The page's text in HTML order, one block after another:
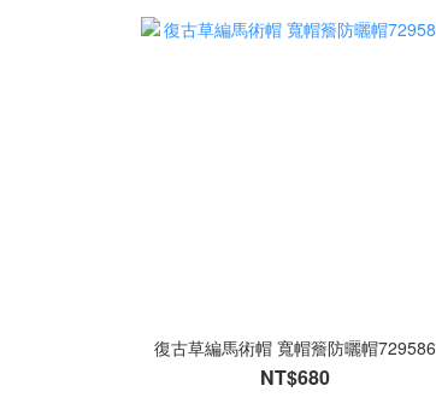
復古草編馬術帽 寬帽簷防曬帽729586
NT$680